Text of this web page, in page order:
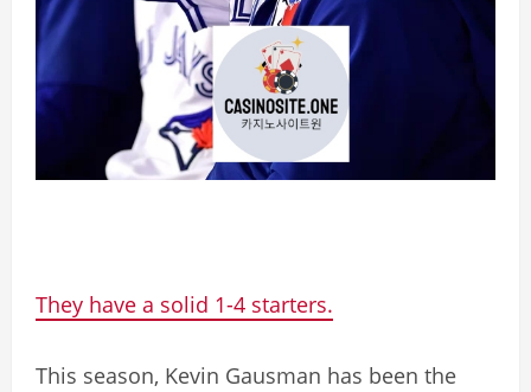
They have a solid 1-4 starters.
This season, Kevin Gausman has been the